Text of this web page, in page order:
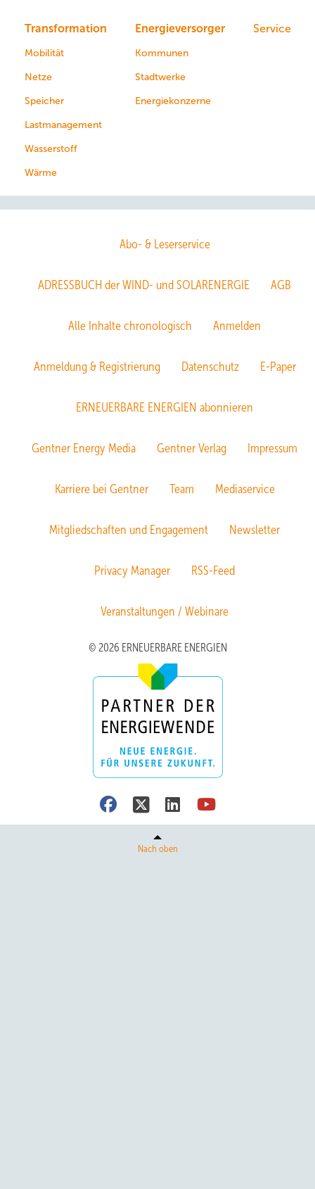
Transformation
Mobilität
Netze
Speicher
Lastmanagement
Wasserstoff
Wärme
Energieversorger
Kommunen
Stadtwerke
Energiekonzerne
Service
Abo- & Leserservice
ADRESSBUCH der WIND- und SOLARENERGIE AGB
Alle Inhalte chronologisch Anmelden
Anmeldung & Registrierung Datenschutz E-Paper
ERNEUERBARE ENERGIEN abonnieren
Gentner Energy Media Gentner Verlag Impressum
Karriere bei Gentner Team Mediaservice
Mitgliedschaften und Engagement Newsletter
Privacy Manager RSS-Feed
Veranstaltungen / Webinare
© 2026 ERNEUERBARE ENERGIEN
Nach oben